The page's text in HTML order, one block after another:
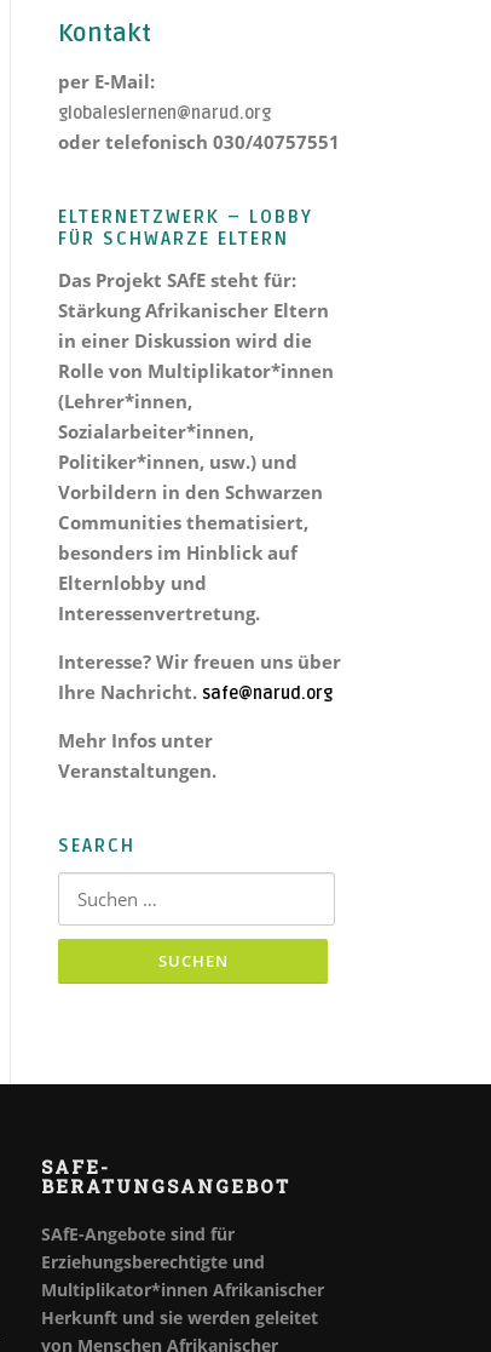
Kontakt
per E-Mail:
globaleslernen@narud.org
oder telefonisch 030/40757551
ELTERNETZWERK – LOBBY
FÜR SCHWARZE ELTERN
Das Projekt SAfE steht für:
Stärkung Afrikanischer Eltern
in einer Diskussion wird die
Rolle von Multiplikator*innen
(Lehrer*innen,
Sozialarbeiter*innen,
Politiker*innen, usw.) und
Vorbildern in den Schwarzen
Communities thematisiert,
besonders im Hinblick auf
Elternlobby und
Interessenvertretung.
Interesse? Wir freuen uns über
Ihre Nachricht. safe@narud.org
Mehr Infos unter
Veranstaltungen.
SEARCH
Suchen nach:
SAFE-
BERATUNGSANGEBOT
SAfE-Angebote sind für
Erziehungsberechtigte und
Multiplikator*innen Afrikanischer
Herkunft und sie werden geleitet
von Menschen Afrikanischer